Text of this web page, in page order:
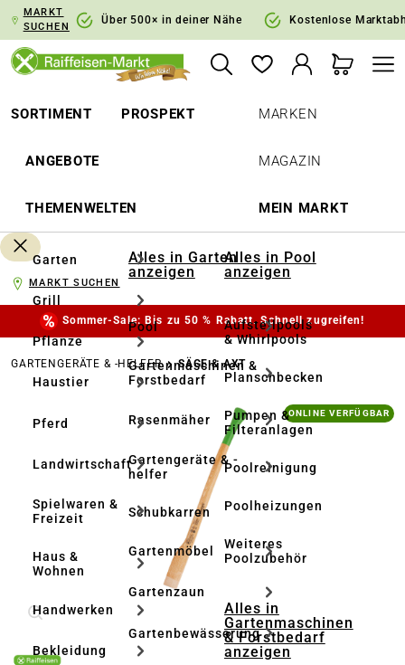
Zur Hauptnavigation springen
MARKT
SUCHEN
Über 500× in deiner Nähe Kostenlose
SORTIMENT PROSPEKT
ANGEBOTE
THEMENWELTEN
MARKEN
MAGAZIN
MEIN MARKT
Garten
Grill
Pflanze
Haustier
Pferd
Landwirtschaft
Spielwaren &
Freizeit
Haus &
Wohnen
Handwerken
Bekleidung
Alles in Garten
anzeigen
Pool
Gartenmaschinen &
Forstbedarf
Rasenmäher
Gartengeräte & -
helfer
Schubkarren
Gartenmöbel
Gartenzaun
Gartenbewässerung
Alles in Pool
anzeigen
Aufstellpools
& Whirlpools
Planschbecken
Pumpen &
Filteranlagen
Poolreinigung
Poolheizungen
Weiteres
Poolzubehör
Alles in
Gartenmaschinen
& Forstbedarf
anzeigen
MARKT SUCHEN
Sommer-Sale: Bis zu 50 % Rabatt. Schnell zugreifen!
GARTENGERÄTE & -HELFER SÄGE & AXT
Bildergalerie überspringen ONLINE VERFÜGBAR